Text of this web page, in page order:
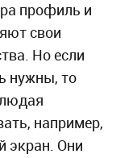
профиль и
свои
Но если
нужны, то
например,
экран. Они